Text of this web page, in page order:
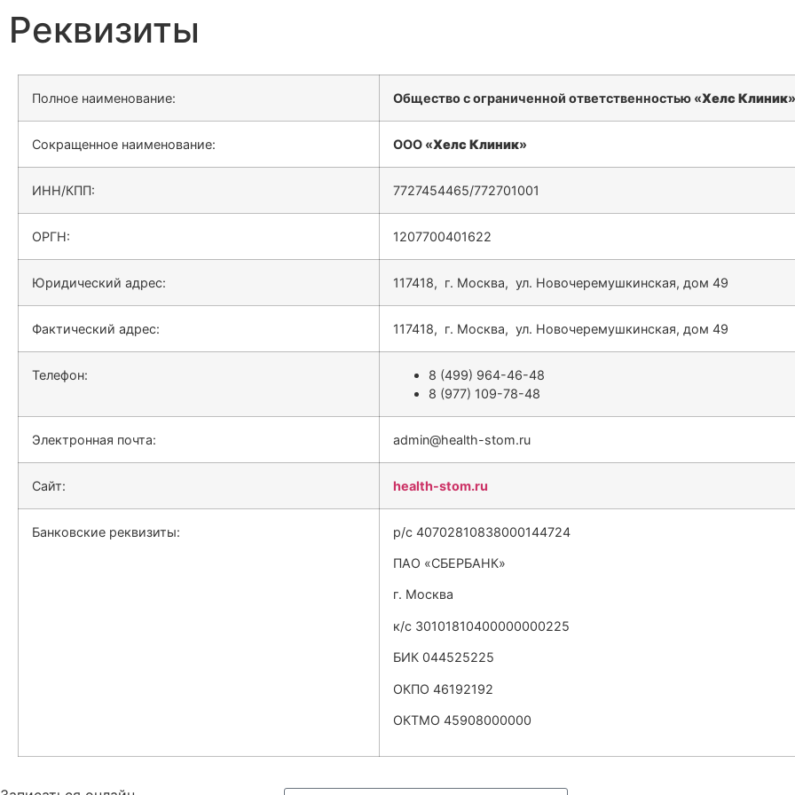
Реквизиты
Полное наименование: Общество с ограниченной ответственностью «Хелс Клиник»
Сокращенное наименование: ООО «Хелс Клиник»
ИНН/КПП: 7727454465/772701001
ОРГН: 1207700401622
Юридический адрес: 117418, г. Москва, ул. Новочеремушкинская, дом 49
Фактический адрес: 117418, г. Москва, ул. Новочеремушкинская, дом 49
Телефон:
8 (499) 964-46-48
8 (977) 109-78-48
Электронная почта: admin@health-stom.ru
Сайт: health-stom.ru
Банковские реквизиты: р/с 40702810838000144724
ПАО «СБЕРБАНК»
г. Москва
к/с 30101810400000000225
БИК 044525225
ОКПО 46192192
ОКТМО 45908000000